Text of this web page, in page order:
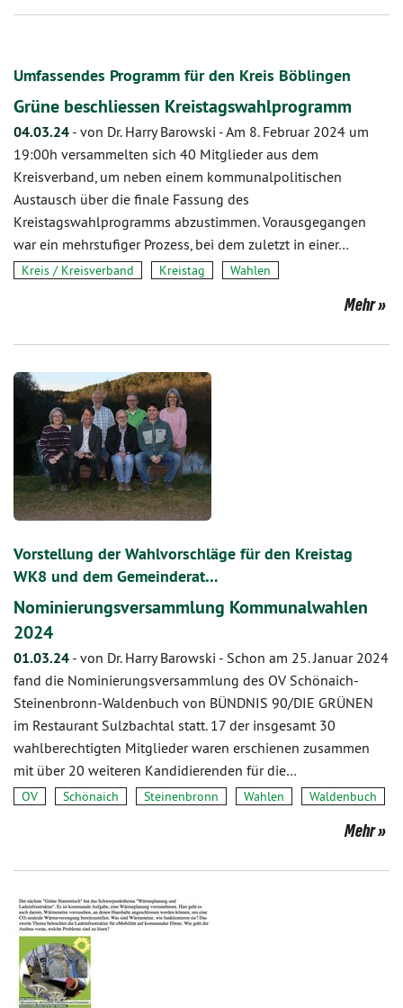
Umfassendes Programm für den Kreis Böblingen
Grüne beschliessen Kreistagswahlprogramm
04.03.24 - von Dr. Harry Barowski -Am 8. Februar 2024 um
19:00h versammelten sich 40 Mitglieder aus dem
Kreisverband, um neben einem kommunalpolitischen
Austausch über die finale Fassung des
Kreistagswahlprogramms abzustimmen. Vorausgegangen
war ein mehrstufiger Prozess, bei dem zuletzt in einer…
Kreis / Kreisverband Kreistag Wahlen
Mehr
Vorstellung der Wahlvorschläge für den Kreistag
WK8 und dem Gemeinderat…
Nominierungsversammlung Kommunalwahlen
2024
01.03.24 - von Dr. Harry Barowski - Schon am 25. Januar 2024
fand die Nominierungsversammlung des OV Schönaich-
Steinenbronn-Waldenbuch von BÜNDNIS 90/DIE GRÜNEN
im Restaurant Sulzbachtal statt. 17 der insgesamt 30
wahlberechtigten Mitglieder waren erschienen zusammen
mit über 20 weiteren Kandidierenden für die…
OV Schönaich Steinenbronn Wahlen Waldenbuch
Mehr